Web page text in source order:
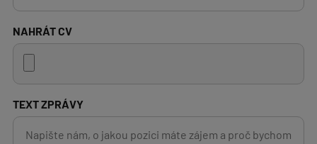
NAHRÁT CV
TEXT ZPRÁVY